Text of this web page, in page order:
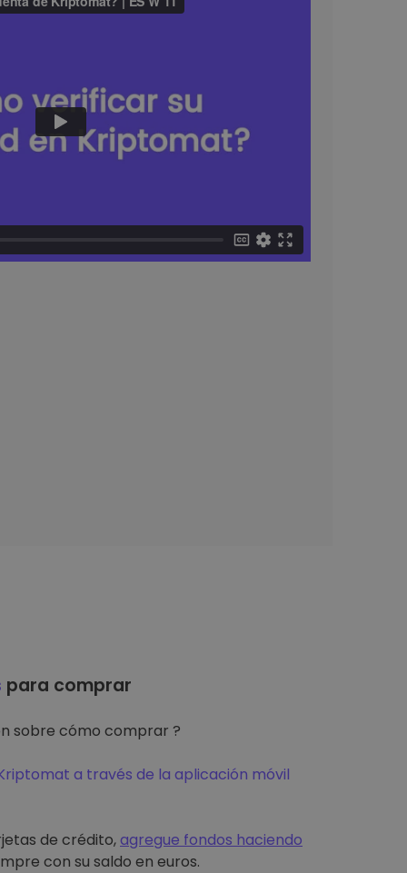
para comprar
sobre cómo comprar ?
a través de la aplicación móvil
de crédito,agregue fondos haciendo
con su saldo en euros.